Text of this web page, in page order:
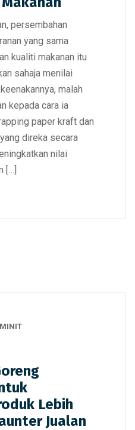
persembahan
yang sama
kualiti makanan itu
sahaja menilai
malah
kepada cara ia
paper kraft dan
direka secara
nilai
[…]
Lebih
Jualan